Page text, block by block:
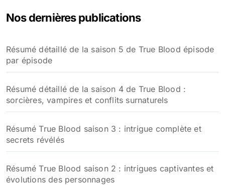
Nos dernières publications
Résumé détaillé de la saison 5 de True Blood épisode
par épisode
Résumé détaillé de la saison 4 de True Blood :
sorcières, vampires et conflits surnaturels
Résumé True Blood saison 3 : intrigue complète et
secrets révélés
Résumé True Blood saison 2 : intrigues captivantes et
évolutions des personnages